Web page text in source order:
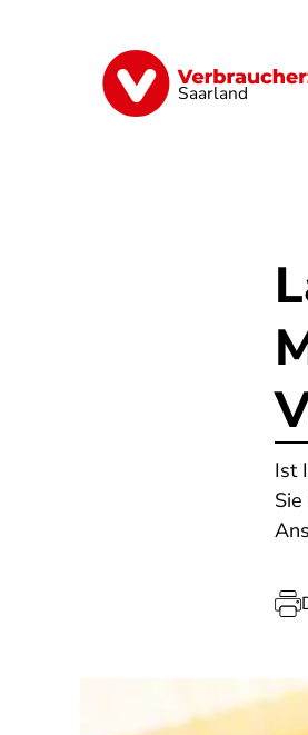
Saarland
Digitales Energie
Ist